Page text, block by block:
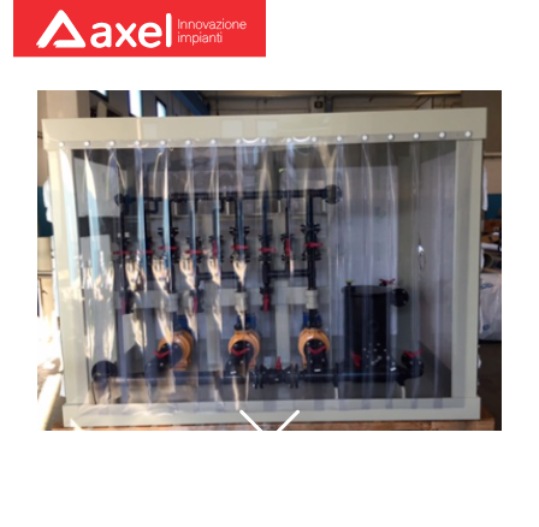
Image043